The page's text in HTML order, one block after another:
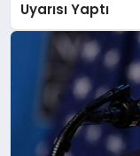
Uyarısı Yaptı